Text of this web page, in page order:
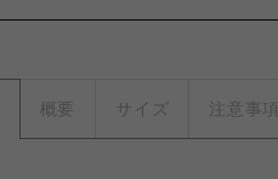
概要 サイズ 注意事項